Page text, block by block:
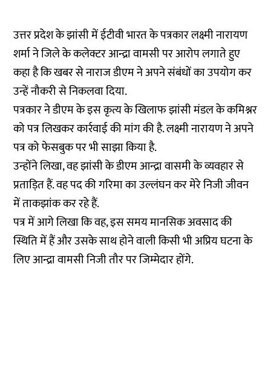
उत्तर प्रदेश के झांसी में ईटीवी भारत के पत्रकार लक्ष्मी नारायण
शर्मा ने जिले के कलेक्टर आन्द्रा वामसी पर आरोप लगाते हुए
कहा है कि खबर से नाराज डीएम ने अपने संबंधों का उपयोग कर
उन्हें नौकरी से निकलवा दिया.
पत्रकार ने डीएम के इस कृत्य के खिलाफ झांसी मंडल के कमिश्नर
को पत्र लिखकर कार्रवाई की मांग की है. लक्ष्मी नारायण ने अपने
पत्र को फेसबुक पर भी साझा किया है.
उन्होंने लिखा, वह झांसी के डीएम आन्द्रा वासमी के व्यवहार से
प्रताड़ित हैं. वह पद की गरिमा का उल्लंघन कर मेरे निजी जीवन
में ताकझांक कर रहे हैं.
पत्र में आगे लिखा कि वह, इस समय मानसिक अवसाद की
स्थिति में हैं और उसके साथ होने वाली किसी भी अप्रिय घटना के
लिए आन्द्रा वामसी निजी तौर पर जिम्मेदार होंगे.